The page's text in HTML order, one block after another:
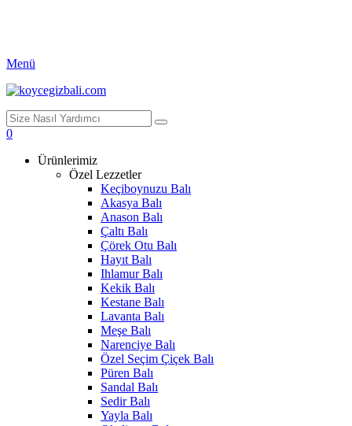
Menü
0
Ürünlerimiz
Özel Lezzetler
Keçiboynuzu Balı
Akasya Balı
Anason Balı
Çaltı Balı
Çörek Otu Balı
Hayıt Balı
Ihlamur Balı
Kekik Balı
Kestane Balı
Lavanta Balı
Meşe Balı
Narenciye Balı
Özel Seçim Çiçek Balı
Püren Balı
Sandal Balı
Sedir Balı
Yayla Balı